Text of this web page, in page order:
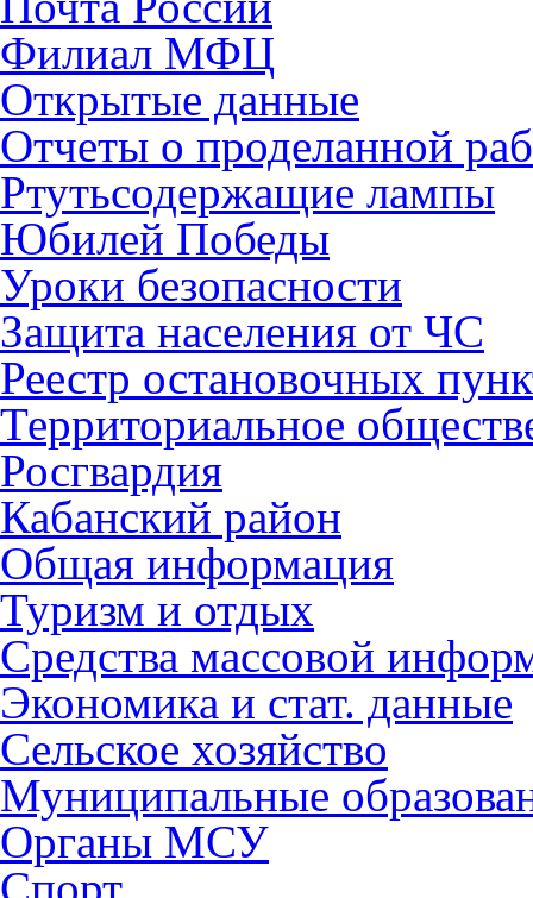
Филиал МФЦ
Открытые данные
Отчеты о проделанной
Ртутьсодержащие лампы
Юбилей Победы
Уроки безопасности
Защита населения от ЧС
Реестр остановочных
Территориальное
Росгвардия
Кабанский район
Общая информация
Туризм и отдых
Средства массовой
Экономика и стат. данные
Сельское хозяйство
Муниципальные
Органы МСУ